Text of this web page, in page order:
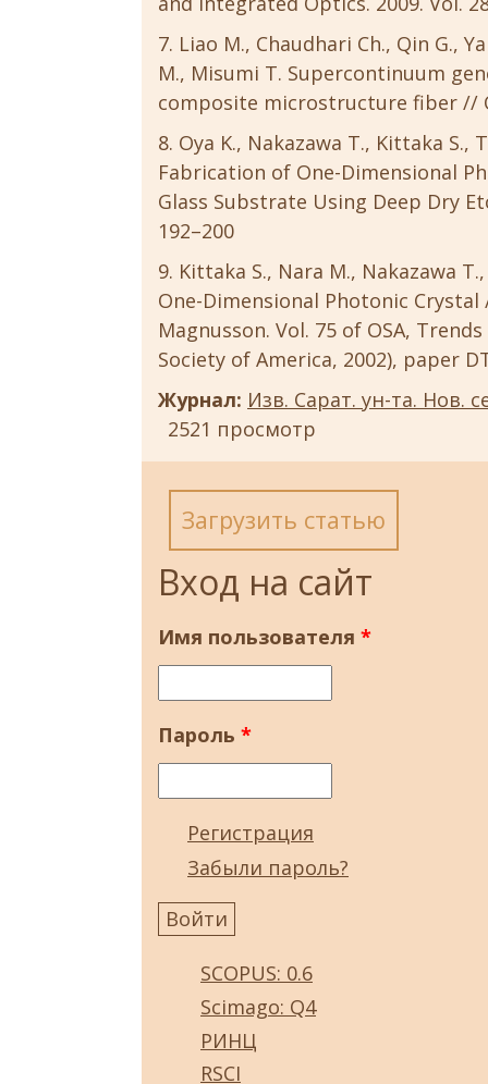
Liao M., Chaudhari Ch., Qin G.,
M., Misumi T. Supercontinuum
composite microstructure fiber //
Oya K., Nakazawa T., Kittaka S.,
Fabrication of One-Dimensional
Glass Substrate Using Deep Dry
192–200
Kittaka S., Nara M., Nakazawa
One-Dimensional Photonic
Magnusson. Vol. 75 of OSA,
Society of America, 2002), paper
Журнал: Изв. Сарат. ун-та. Нов.
2521 просмотр
Загрузить статью
Вход на сайт
Имя пользователя *
Пароль *
Регистрация
Забыли пароль?
SCOPUS: 0.6
Scimago: Q4
РИНЦ
RSCI